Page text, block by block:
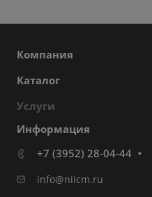
Компания
Каталог
Услуги
Информация
+7 (3952) 28-04-44
info@niicm.ru